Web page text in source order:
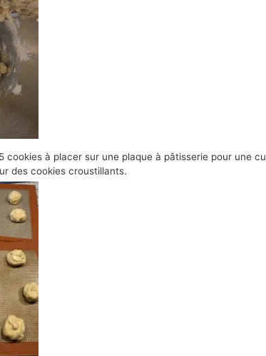
cookies à placer sur une plaque à pâtisserie pour une
des cookies croustillants.